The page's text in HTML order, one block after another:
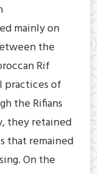
mainly on
the
Rif
practices of
the Rifians
they retained
that remained
On the